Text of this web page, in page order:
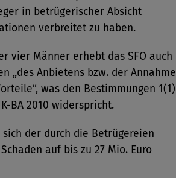
in betrügerischer Absicht
verbreitet zu haben.
vier Männer erhebt das SFO auch
„des Anbietens bzw. der Annahme
was den Bestimmungen 1(1)
BA 2010 widerspricht.
sich der durch die Betrügereien
auf bis zu 27 Mio. Euro